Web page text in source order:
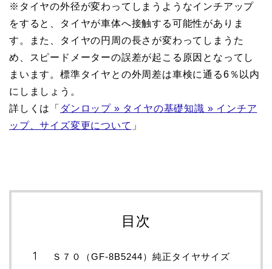
※タイヤの外径が変わってしまうようなインチアップ
をすると、タイヤが車体へ接触する可能性がありま
す。また、タイヤの円周の長さが変わってしまうた
め、スピードメーターの誤差が起こる原因となってし
まいます。標準タイヤとの外周差は車検に通る6％以内
にしましょう。
詳しくは「 ダンロップ » タイヤの基礎知識 » インチア
ップ、サイズ変更について 」
目次
Ｓ７０（GF-8B5244）純正タイヤサイズ